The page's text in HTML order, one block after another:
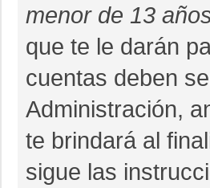
menor de 13
que te le darán
cuentas deben
Administración,
te brindará al
sigue las